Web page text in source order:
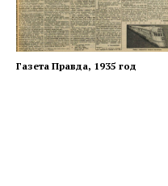
Газета Правда, 1935 год